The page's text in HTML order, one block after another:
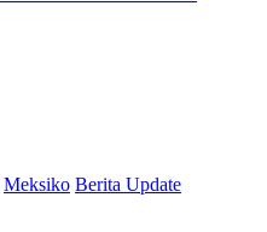
Meksiko Berita Update